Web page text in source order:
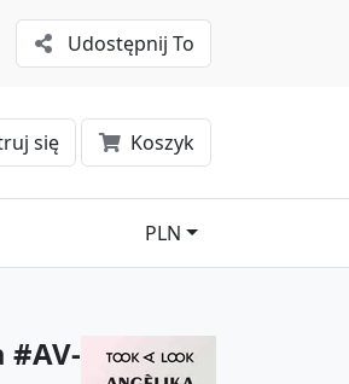
Udostępnij To
się Koszyk
PLN
#AV-